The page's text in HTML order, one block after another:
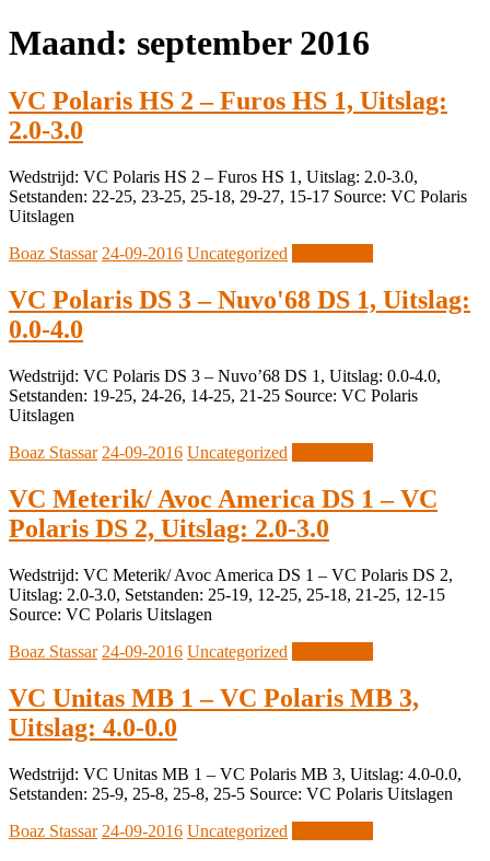
Maand: september 2016
VC Polaris HS 2 – Furos HS 1, Uitslag:
2.0-3.0
Wedstrijd: VC Polaris HS 2 – Furos HS 1, Uitslag: 2.0-3.0,
Setstanden: 22-25, 23-25, 25-18, 29-27, 15-17 Source: VC Polaris
Uitslagen
Boaz Stassar 24-09-2016 Uncategorized
VC Polaris DS 3 – Nuvo'68 DS 1, Uitslag:
0.0-4.0
Wedstrijd: VC Polaris DS 3 – Nuvo’68 DS 1, Uitslag: 0.0-4.0,
Setstanden: 19-25, 24-26, 14-25, 21-25 Source: VC Polaris
Uitslagen
Boaz Stassar 24-09-2016 Uncategorized
VC Meterik/ Avoc America DS 1 – VC
Polaris DS 2, Uitslag: 2.0-3.0
Wedstrijd: VC Meterik/ Avoc America DS 1 – VC Polaris DS 2,
Uitslag: 2.0-3.0, Setstanden: 25-19, 12-25, 25-18, 21-25, 12-15
Source: VC Polaris Uitslagen
Boaz Stassar 24-09-2016 Uncategorized
VC Unitas MB 1 – VC Polaris MB 3,
Uitslag: 4.0-0.0
Wedstrijd: VC Unitas MB 1 – VC Polaris MB 3, Uitslag: 4.0-0.0,
Setstanden: 25-9, 25-8, 25-8, 25-5 Source: VC Polaris Uitslagen
Boaz Stassar 24-09-2016 Uncategorized